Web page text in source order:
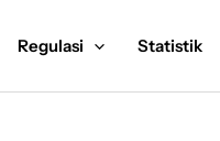
Regulasi Statistik